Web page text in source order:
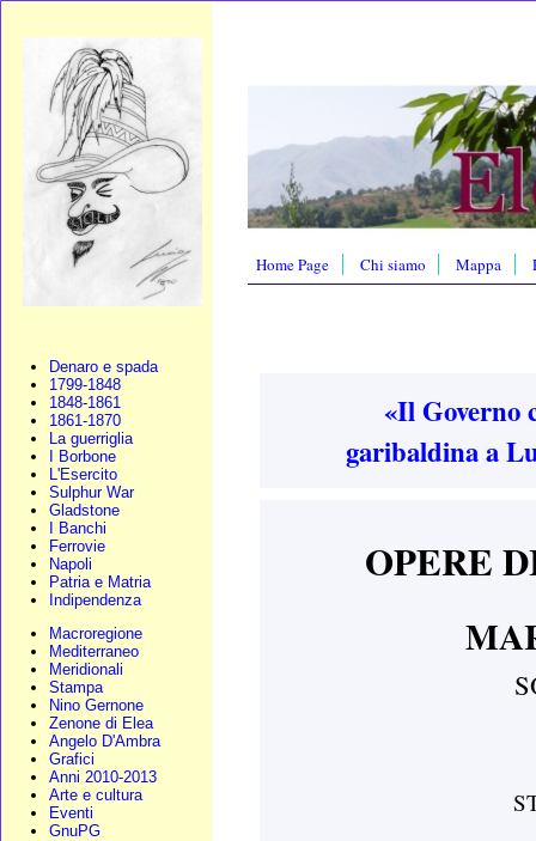
Denaro e spada
1799-1848
1848-1861
1861-1870
La guerriglia
I Borbone
L'Esercito
Sulphur War
Gladstone
I Banchi
Ferrovie
Napoli
Patria e Matria
Indipendenza
Macroregione
Mediterraneo
Meridionali
Stampa
Nino Gernone
Zenone di Elea
Angelo D'Ambra
Grafici
Anni 2010-2013
Arte e cultura
Eventi
GnuPG
Home Page Chi siamo Mappa
«Il Governo
garibaldina a
OPERE